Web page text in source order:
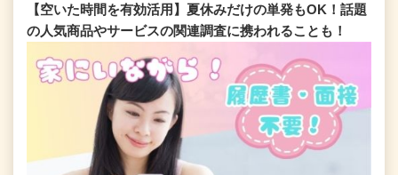
【空いた時間を有効活用】夏休みだけの単発もOK！話題
の人気商品やサービスの関連調査に携われることも！